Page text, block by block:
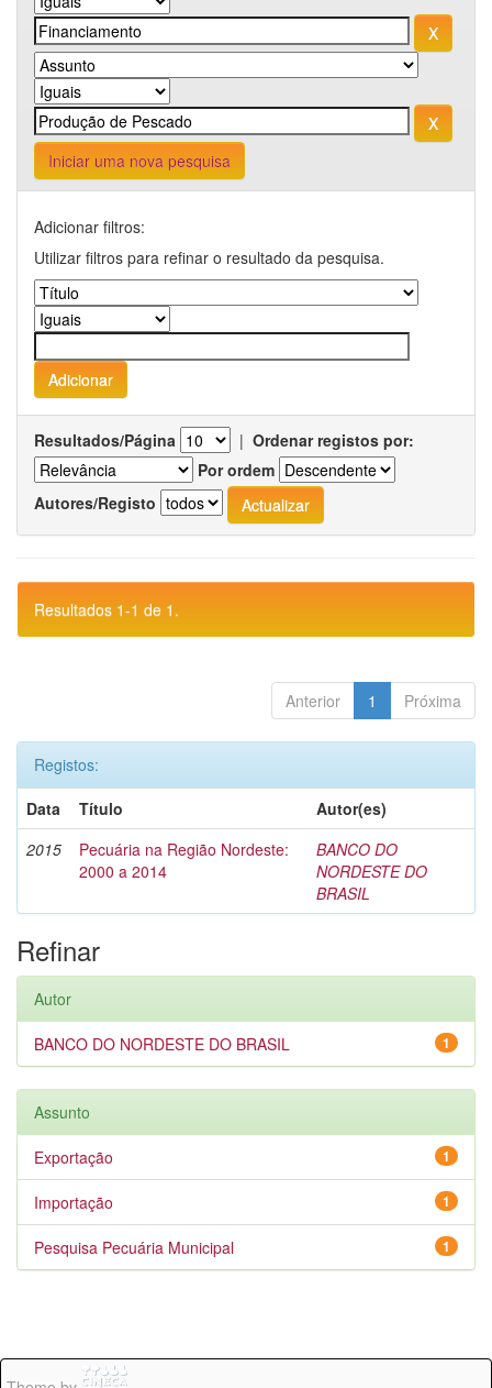
Iniciar uma nova pesquisa
Adicionar filtros:
Utilizar filtros para refinar o resultado da pesquisa.
Resultados/Página | Ordenar registos por:
Por ordem
Autores/Registo
Resultados 1-1 de 1.
Anterior 1 Próxima
Registos:
Data
Título
Autor(es)
2015
Pecuária na Região Nordeste:
2000 a 2014
BANCO DO
NORDESTE DO
BRASIL
Refinar
Autor
1
BANCO DO NORDESTE DO BRASIL
Assunto
1
Exportação
1
Importação
1
Pesquisa Pecuária Municipal